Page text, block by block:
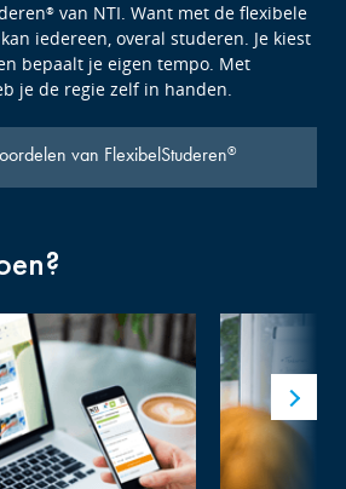
® van NTI. Want met de flexibele
iedereen, overal studeren. Je kiest
bepaalt je eigen tempo. Met
je de regie zelf in handen.
van FlexibelStuderen®